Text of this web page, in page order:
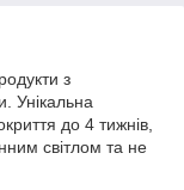
з
Унікальна
до 4 тижнів,
світлом та не